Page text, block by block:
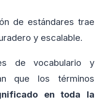
de estándares trae
y escalable.
de vocabulario y
que los términos
en toda la